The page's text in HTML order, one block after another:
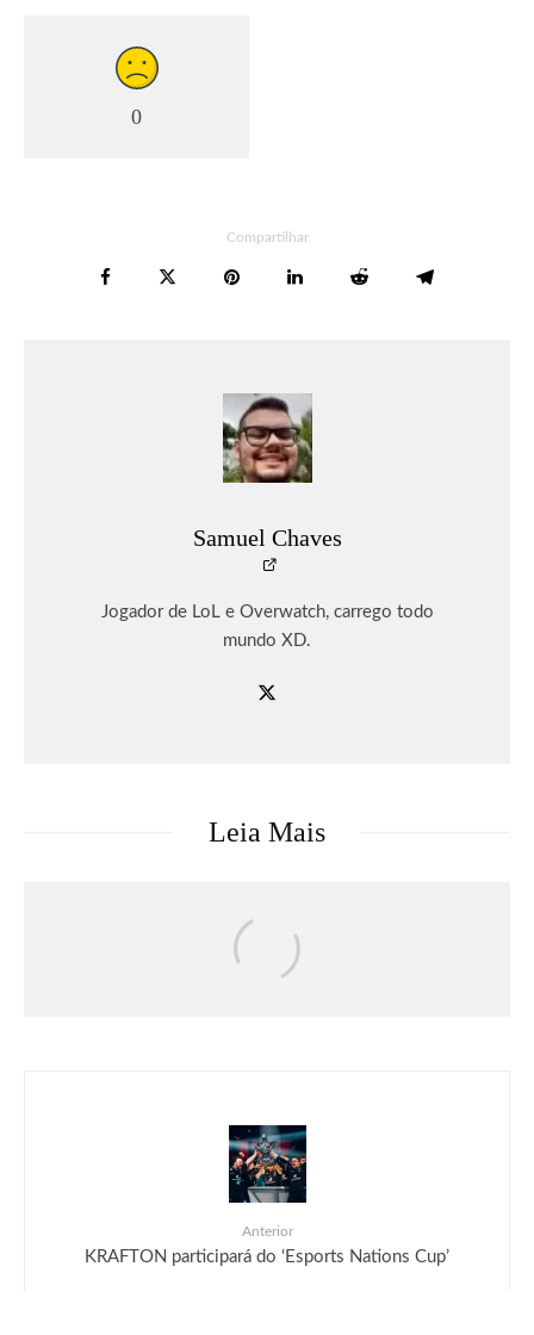
0
Compartilhar
Samuel Chaves
Jogador de LoL e Overwatch, carrego todo
mundo XD.
Leia Mais
recebe seu maior DLC, SUPER LIMIT-
BREAKING NEO, já disponível para PC
Anterior
KRAFTON participará do ‘Esports Nations Cup’